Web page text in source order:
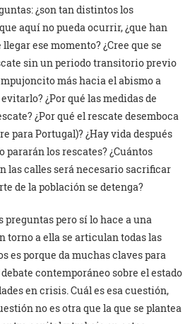
¿son tan distintos los
aquí no pueda ocurrir, ¿que han
ese momento? ¿Cree que se
sin un periodo transitorio previo
más hacia el abismo a
¿Por qué las medidas de
¿Por qué el rescate desemboca
para Portugal)? ¿Hay vida después
pararán los rescates? ¿Cuántos
las calles será necesario sacrificar
de la población se detenga?
preguntas pero sí lo hace a una
torno a ella se articulan todas las
es porque da muchas claves para
contemporáneo sobre el estado
en crisis. Cuál es esa cuestión,
no es otra que la que se plantea